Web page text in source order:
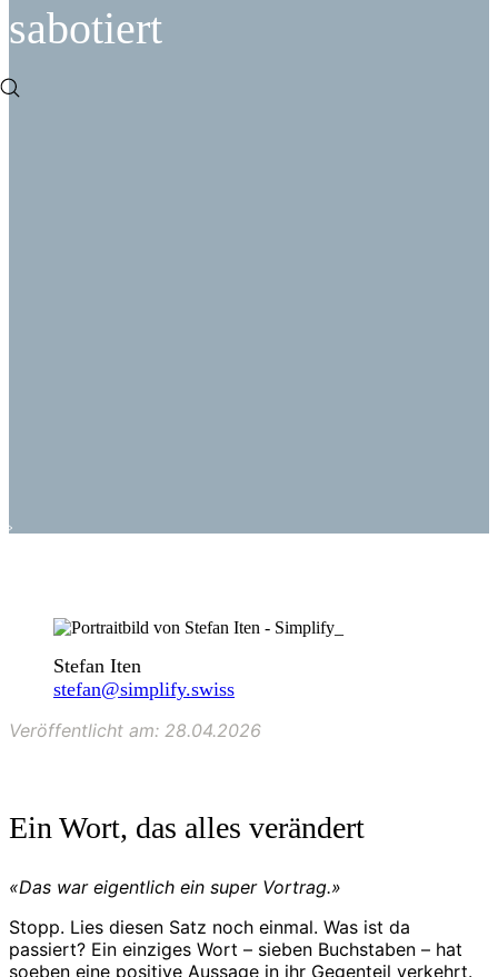
sabotiert
Stefan Iten
stefan@simplify.swiss
Veröffentlicht am: 28.04.2026
Ein Wort, das alles verändert
«Das war eigentlich ein super Vortrag.»
Stopp. Lies diesen Satz noch einmal. Was ist da
passiert? Ein einziges Wort – sieben Buchstaben – hat
soeben eine positive Aussage in ihr Gegenteil verkehrt.